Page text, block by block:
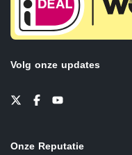
Volg onze updates
Onze Reputatie